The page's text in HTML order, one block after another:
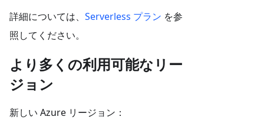
詳細については、 Serverless プラン を参
照してください。
より多くの利用可能なリー
ジョン
新しい Azure リージョン：